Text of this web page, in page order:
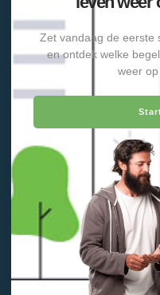
Zet vandaag de eerste
en ontdek welke
weer